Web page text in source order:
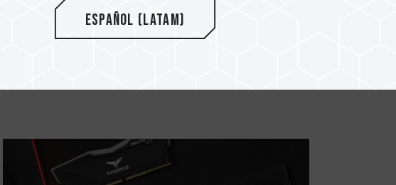
17.JUN.2022
3 cosas importantes que debes
Español (Latam)